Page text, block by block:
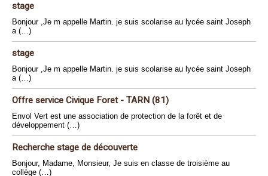
stage
Bonjour ,Je m appelle Martin. je suis scolarise au lycée saint Joseph
a (…)
stage
Bonjour ,Je m appelle Martin. je suis scolarise au lycée saint Joseph
a (…)
Offre service Civique Foret - TARN (81)
Envol Vert est une association de protection de la forêt et de
développement (…)
Recherche stage de découverte
Bonjour, Madame, Monsieur, Je suis en classe de troisième au
collège (…)